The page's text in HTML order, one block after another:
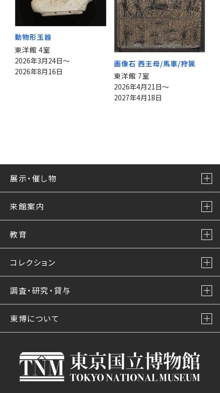
画像石 西王母/馬車/狩猟
東洋館 7室
2026年4月21日～
2027年4月18日
動物形玉器
東洋館 4室
2026年3月24日～
2026年8月16日
展示・催し物
来館案内
教育
コレクション
調査・研究・貸与
東博について